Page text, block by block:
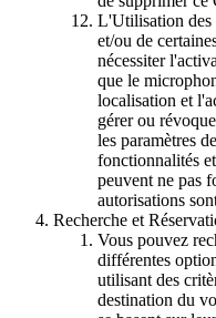
L'Utilisation des
et/ou de
nécessiter
que le
localisation et
gérer ou
les paramètres
fonctionnalités
peuvent ne pas
autorisations
Recherche et
Vous pouvez
différentes
utilisant des
destination du